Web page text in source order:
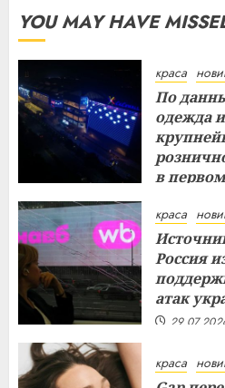
YOU MAY HAVE
краса
По
одежда
в
краса
Россия
атак
краса